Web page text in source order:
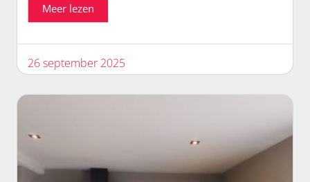
26 september 2025
Meer lezen